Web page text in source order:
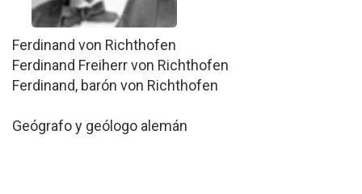
Ferdinand von Richthofen
Ferdinand Freiherr von Richthofen
Ferdinand, barón von Richthofen
Geógrafo y geólogo alemán